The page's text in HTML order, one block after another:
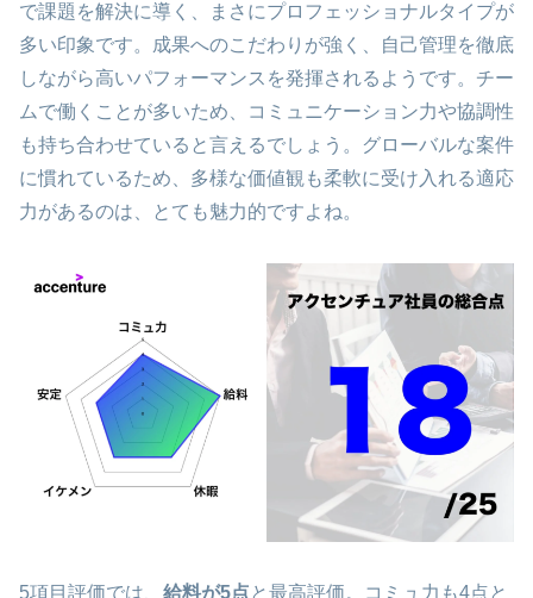
で課題を解決に導く、まさにプロフェッショナルタイプが
多い印象です。成果へのこだわりが強く、自己管理を徹底
しながら高いパフォーマンスを発揮されるようです。チー
ムで働くことが多いため、コミュニケーション力や協調性
も持ち合わせていると言えるでしょう。グローバルな案件
に慣れているため、多様な価値観も柔軟に受け入れる適応
力があるのは、とても魅力的ですよね。
5項目評価では、 給料が5点 と最高評価。コミュ力も4点と